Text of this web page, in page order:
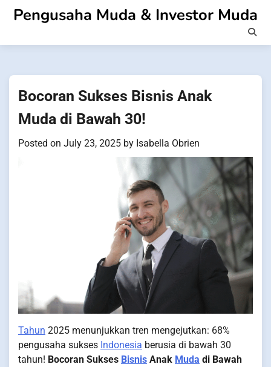
SkipPengusaha Muda & Investor Muda
Bocoran Sukses Bisnis Anak
Muda di Bawah 30!
Posted on July 23, 2025 by Isabella Obrien
Tahun 2025 menunjukkan tren mengejutkan: 68%
pengusaha sukses Indonesia berusia di bawah 30
tahun! Bocoran Sukses Bisnis Anak Muda di Bawah